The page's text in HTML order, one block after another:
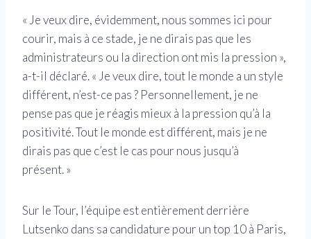
« Je veux dire, évidemment, nous sommes ici pour
courir, mais à ce stade, je ne dirais pas que les
administrateurs ou la direction ont mis la pression »,
a-t-il déclaré. « Je veux dire, tout le monde a un style
différent, n’est-ce pas ? Personnellement, je ne
pense pas que je réagis mieux à la pression qu’à la
positivité. Tout le monde est différent, mais je ne
dirais pas que c’est le cas pour nous jusqu’à
présent. »
Sur le Tour, l’équipe est entièrement derrière
Lutsenko dans sa candidature pour un top 10 à Paris,